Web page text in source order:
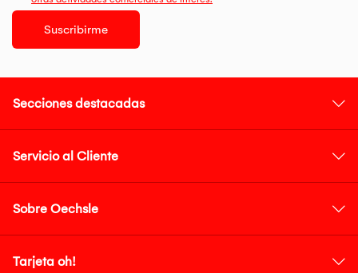
Suscribirme
Secciones destacadas
Servicio al Cliente
Sobre Oechsle
Tarjeta oh!